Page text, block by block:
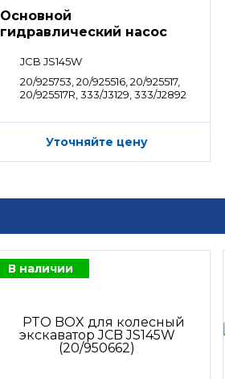
Основной
гидравлический насос
JCB JS145W
20/925753, 20/925516, 20/925517,
20/925517R, 333/J3129, 333/J2892
Уточняйте цену
В наличии